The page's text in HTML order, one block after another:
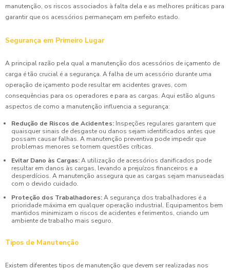
manutenção, os riscos associados à falta dela e as melhores práticas para
garantir que os acessórios permaneçam em perfeito estado.
Segurança em Primeiro Lugar
A principal razão pela qual a manutenção dos acessórios de içamento de
carga é tão crucial é a segurança. A falha de um acessório durante uma
operação de içamento pode resultar em acidentes graves, com
consequências para os operadores e para as cargas. Aqui estão alguns
aspectos de como a manutenção influencia a segurança:
Redução de Riscos de Acidentes: Inspeções regulares garantem que
quaisquer sinais de desgaste ou danos sejam identificados antes que
possam causar falhas. A manutenção preventiva pode impedir que
problemas menores se tornem questões críticas.
Evitar Dano às Cargas:A utilização de acessórios danificados pode
resultar em danos às cargas, levando a prejuízos financeiros e a
desperdícios. A manutenção assegura que as cargas sejam manuseadas
com o devido cuidado.
Proteção dos Trabalhadores:A segurança dos trabalhadores é a
prioridade máxima em qualquer operação industrial. Equipamentos bem
mantidos minimizam o riscos de acidentes e ferimentos, criando um
ambiente de trabalho mais seguro.
Tipos de Manutenção
Existem diferentes tipos de manutenção que devem ser realizadas nos